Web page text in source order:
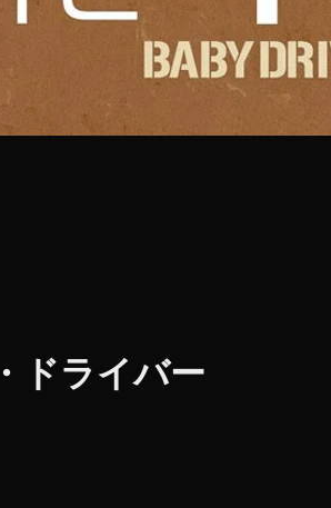
ドライバー